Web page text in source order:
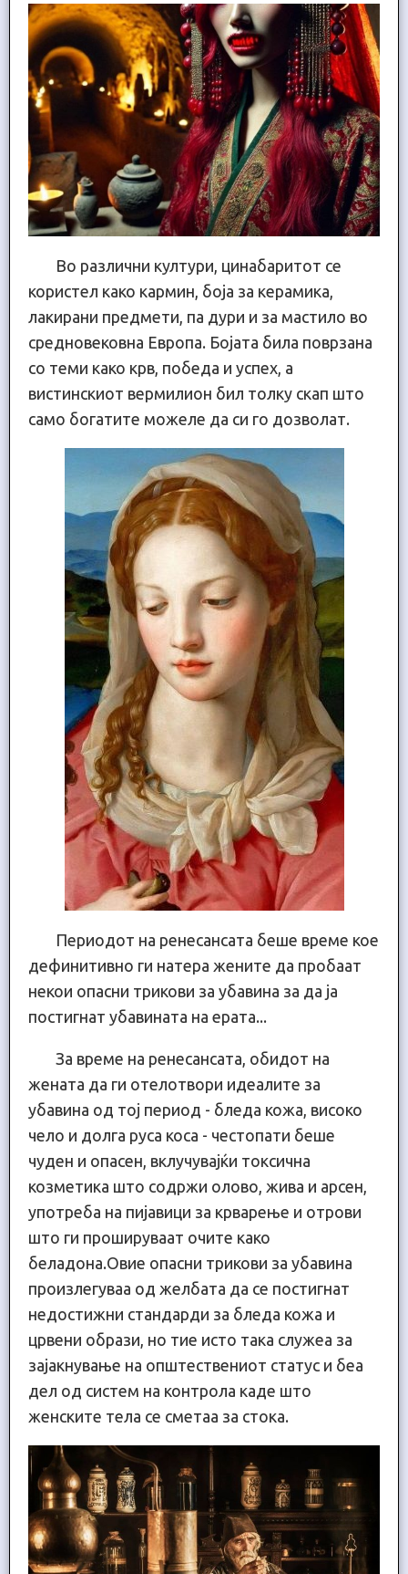
Во различни култури, цинабаритот се
користел како кармин, боја за керамика,
лакирани предмети, па дури и за мастило во
средновековна Европа. Бојата била поврзана
со теми како крв, победа и успех, а
вистинскиот вермилион бил толку скап што
само богатите можеле да си го дозволат.
Периодот на ренесансата беше време кое
дефинитивно ги натера жените да пробаат
некои опасни трикови за убавина за да ја
постигнат убавината на ерата...
За време на ренесансата, обидот на
жената да ги отелотвори идеалите за
убавина од тој период - бледа кожа, високо
чело и долга руса коса - честопати беше
чуден и опасен, вклучувајќи токсична
козметика што содржи олово, жива и арсен,
употреба на пијавици за крварење и отрови
што ги прошируваат очите како
беладона.Овие опасни трикови за убавина
произлегуваа од желбата да се постигнат
недостижни стандарди за бледа кожа и
црвени образи, но тие исто така служеа за
зајакнување на општествениот статус и беа
дел од систем на контрола каде што
женските тела се сметаа за стока.